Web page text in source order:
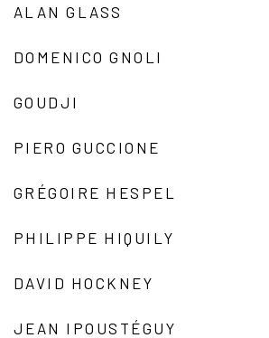
ALAN GLASS
DOMENICO GNOLI
GOUDJI
PIERO GUCCIONE
GRÉGOIRE HESPEL
PHILIPPE HIQUILY
DAVID HOCKNEY
JEAN IPOUSTÉGUY